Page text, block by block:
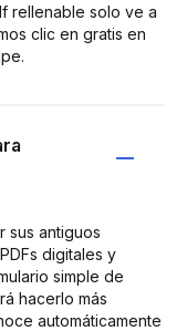
rellenable solo ve a
clic en gratis en
sus antiguos
digitales y
simple de
hacerlo más
automáticamente